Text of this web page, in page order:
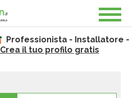
Professionista - Installatore -
Crea il tuo profilo gratis